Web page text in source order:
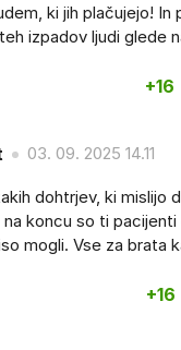
ki jih plačujejo! In
izpadov ljudi glede
+16
03. 09. 2025 14.11
dohtrjev, ki mislijo
koncu so ti
mogli. Vse za brata
+16